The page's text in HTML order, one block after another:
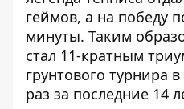
геймов, а на победу
минуты. Таким
стал 11-кратным
грунтового турнира
раз за последние 14